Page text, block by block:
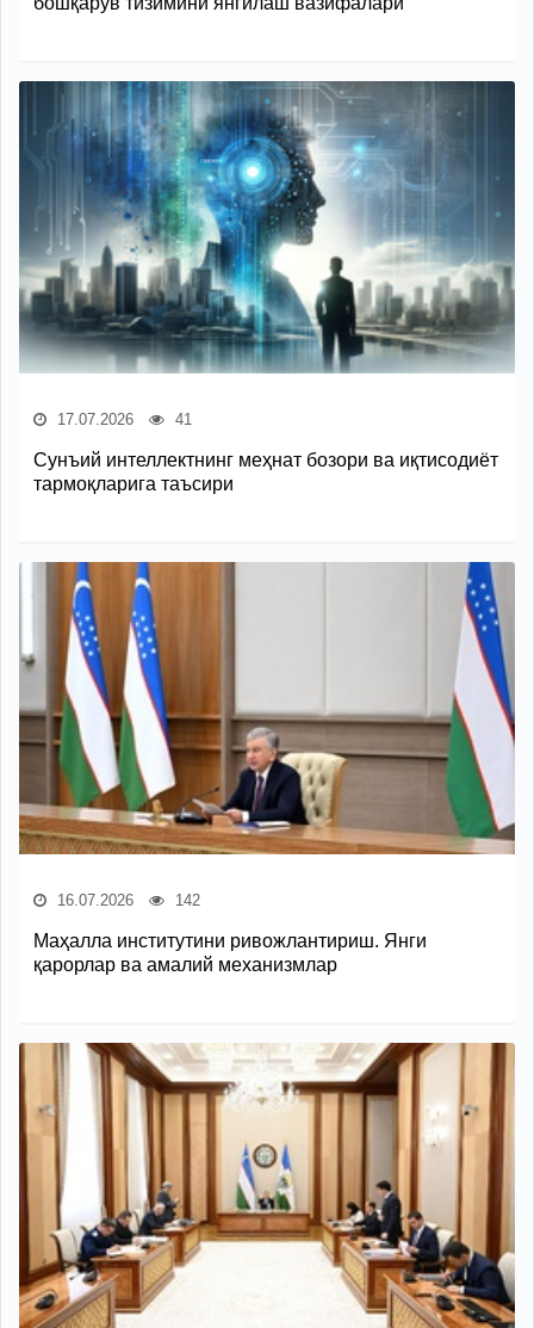
17.07.2026 41
Сунъий интеллектнинг меҳнат бозори ва иқтисодиёт
тармоқларига таъсири
16.07.2026 142
Маҳалла институтини ривожлантириш. Янги
қарорлар ва амалий механизмлар